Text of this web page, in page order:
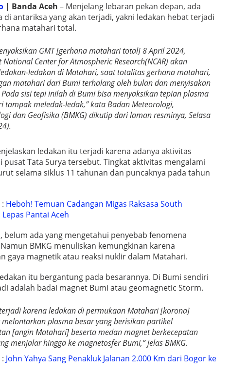
a
a
t
r
h
a
n
a
M
a
t
r
T
o
l
| Banda Aceh – Menjelang lebaran pekan depan, ada
di antariksa yang akan terjadi, yakni ledakan hebat terjadi
matahari total.
GMT [gerhana matahari total] 8 April 2024,
Center for Atmospheric Research(NCAR) akan
ledakan di Matahari, saat totalitas gerhana matahari,
matahari dari Bumi terhalang oleh bulan dan menyisakan
sisi tepi inilah di Bumi bisa menyaksikan tepian plasma
tampak meledak-ledak,” kata Badan Meteorologi,
dan Geofisika (BMKG) dikutip dari laman resminya, Selasa
ledakan itu terjadi karena adanya aktivitas
pusat Tata Surya tersebut. Tingkat aktivitas mengalami
selama siklus 11 tahunan dan puncaknya pada tahun
Heboh! Temuan Cadangan Migas Raksasa South
Pantai Aceh
belum ada yang mengetahui penyebab fenomena
BMKG menuliskan kemungkinan karena
gaya magnetik atau reaksi nuklir dalam Matahari.
itu bergantung pada besarannya. Di Bumi sendiri
adalah badai magnet Bumi atau geomagnetic Storm.
karena ledakan di permukaan Matahari [korona]
plasma besar yang berisikan partikel
[angin Matahari] beserta medan magnet berkecepatan
menjalar hingga ke magnetosfer Bumi,” jelas BMKG.
John Yahya Sang Penakluk Jalanan 2.000 Km dari Bogor ke